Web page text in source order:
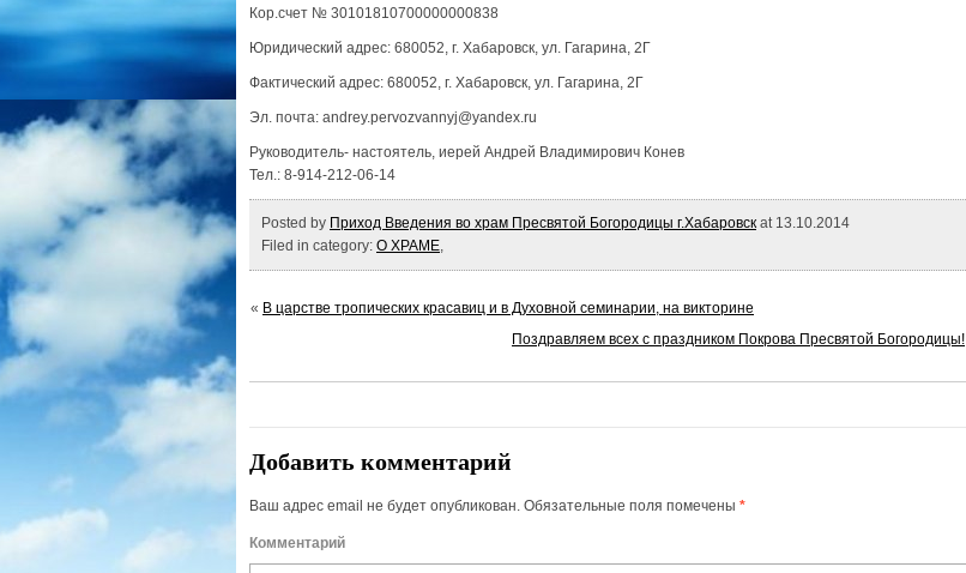
Кор.счет № 30101810700000000838
Юридический адрес: 680052, г. Хабаровск, ул. Гагарина, 2Г
Фактический адрес: 680052, г. Хабаровск, ул. Гагарина, 2Г
Эл. почта: andrey.pervozvannyj@yandex.ru
Руководитель- настоятель, иерей Андрей Владимирович Конев
Тел.: 8-914-212-06-14
Posted by Приход Введения во храм Пресвятой Богородицы г.Хабаровск at 13.10.2014
Filed in category: О ХРАМЕ,
« В царстве тропических красавиц и в Духовной семинарии, на викторине
Поздравляем всех с праздником Покрова Пресвятой Богородицы!
Добавить комментарий
Ваш адрес email не будет опубликован. Обязательные поля помечены *
Комментарий